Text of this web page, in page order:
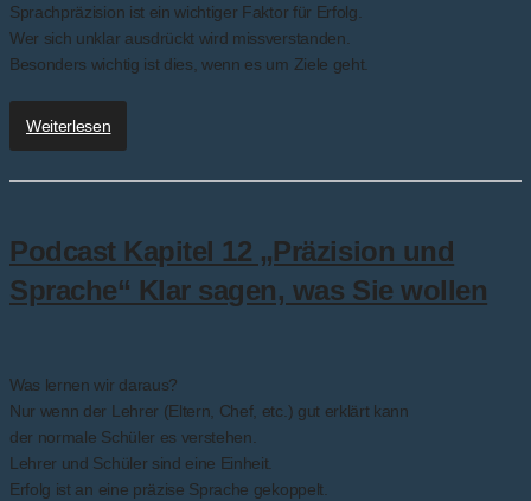
Sprachpräzision ist ein wichtiger Faktor für Erfolg.
Wer sich unklar ausdrückt wird missverstanden.
Besonders wichtig ist dies, wenn es um Ziele geht.
Weiterlesen
Podcast Kapitel 12 „Präzision und
Sprache“ Klar sagen, was Sie wollen
Was lernen wir daraus?
Nur wenn der Lehrer (Eltern, Chef, etc.) gut erklärt kann
der normale Schüler es verstehen.
Lehrer und Schüler sind eine Einheit.
Erfolg ist an eine präzise Sprache gekoppelt.